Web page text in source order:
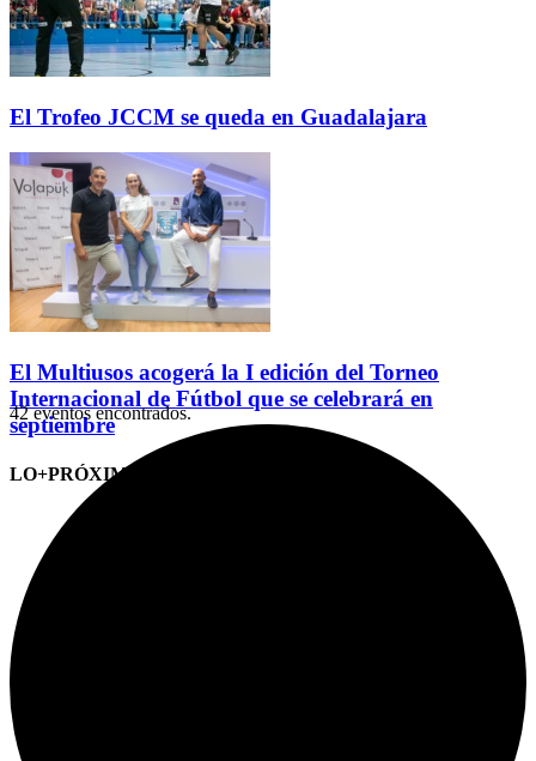
El Trofeo JCCM se queda en Guadalajara
El Multiusos acogerá la I edición del Torneo
Internacional de Fútbol que se celebrará en
septiembre
LO+PRÓXIMO (CITAS)
42 eventos encontrados.